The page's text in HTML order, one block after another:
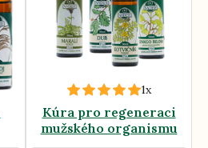
1x
Kúra pro regeneraci
mužského organismu